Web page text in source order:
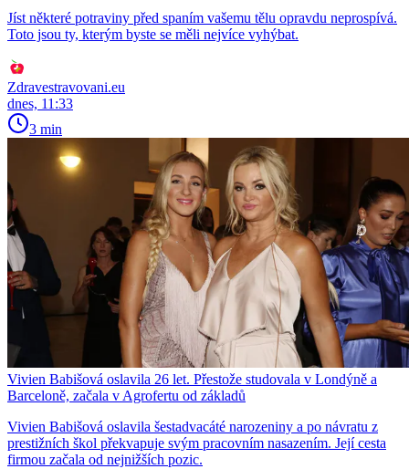
Jíst některé potraviny před spaním vašemu tělu opravdu neprospívá.
Toto jsou ty, kterým byste se měli nejvíce vyhýbat.
Zdravestravovani.eu
dnes, 11:33
3 min
Vivien Babišová oslavila 26 let. Přestože studovala v Londýně a
Barceloně, začala v Agrofertu od základů
Vivien Babišová oslavila šestadvacáté narozeniny a po návratu z
prestižních škol překvapuje svým pracovním nasazením. Její cesta
firmou začala od nejnižších pozic.